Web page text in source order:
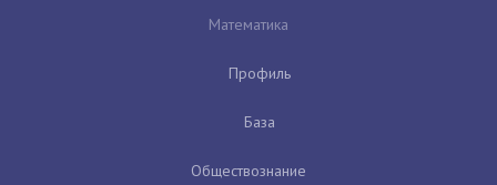
Математика
Профиль
База
Обществознание